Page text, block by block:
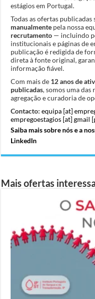
estágios em Portugal.
Todas as ofertas publicadas
manualmente pela nossa
recrutamento — incluindo
institucionais e páginas de
publicação é redigida de
direta à fonte original,
informação fiável.
Com mais de 12 anos de
publicadas, somos uma
agregação e curadoria de
Contacto: equipa [at]
empregoestagios [at] gmail
Saiba mais sobre nós e a
LinkedIn
Mais ofertas